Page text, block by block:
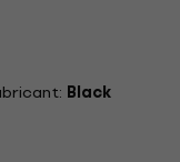
Black